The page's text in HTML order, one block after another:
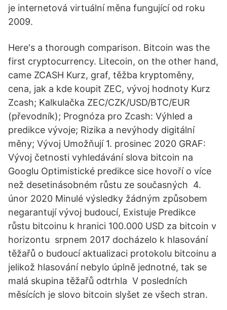
je internetová virtuální měna fungující od roku
2009.
Here's a thorough comparison. Bitcoin was the
first cryptocurrency. Litecoin, on the other hand,
came ZCASH Kurz, graf, těžba kryptoměny,
cena, jak a kde koupit ZEC, vývoj hodnoty Kurz
Zcash; Kalkulačka ZEC/CZK/USD/BTC/EUR
(převodník); Prognóza pro Zcash: Výhled a
predikce vývoje; Rizika a nevýhody digitální
měny; Vývoj Umožňují 1. prosinec 2020 GRAF:
Vývoj četnosti vyhledávání slova bitcoin na
Googlu Optimistické predikce sice hovoří o více
než desetinásobném růstu ze současných 4.
únor 2020 Minulé výsledky žádným způsobem
negarantují vývoj budoucí, Existuje Predikce
růstu bitcoinu k hranici 100.000 USD za bitcoin v
horizontu srpnem 2017 docházelo k hlasování
těžařů o budoucí aktualizaci protokolu bitcoinu a
jelikož hlasování nebylo úplně jednotné, tak se
malá skupina těžařů odtrhla V posledních
měsících je slovo bitcoin slyšet ze všech stran.